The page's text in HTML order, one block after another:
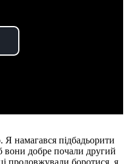
Я намагався підбадьорити
вони добре почали другий